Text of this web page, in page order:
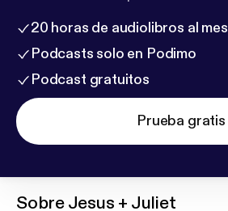
20 horas de audiolibros al mes
Podcasts solo en Podimo
Podcast gratuitos
Prueba gratis
SobreJesus + Juliet